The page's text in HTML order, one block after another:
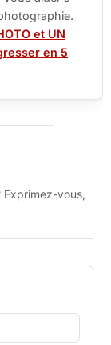
et UN
en 5
Exprimez-vous,